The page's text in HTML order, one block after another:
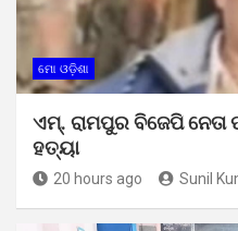
ମୋ ଓଡ଼ିଶା
ଏମ୍. ରାମପୁର ବିଜେପି
ହତ୍ୟା
20 hours ago Sunil